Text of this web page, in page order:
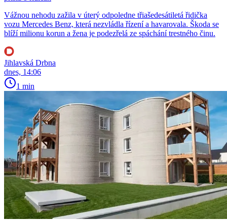
Vážnou nehodu zažila v úterý odpoledne třiašedesátiletá řidička
vozu Mercedes Benz, která nezvládla řízení a havarovala. Škoda se
blíží milionu korun a žena je podezřelá ze spáchání trestného činu.
Jihlavská Drbna
dnes, 14:06
1 min